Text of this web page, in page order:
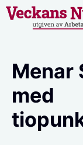
Hoppa
Menar
med